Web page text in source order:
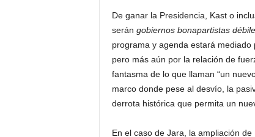
De ganar la Presidencia, Kast o
serán gobiernos bonapartistas
programa y agenda estará
pero más aún por la relación de
fantasma de lo que llaman “un
marco donde pese al desvío, la
derrota histórica que permita un
En el caso de Jara, la ampliación